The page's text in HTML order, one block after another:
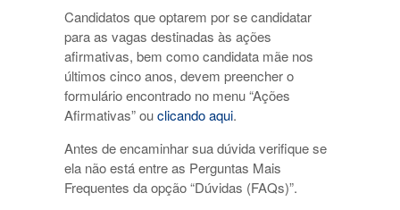
Candidatos que optarem por se candidatar
para as vagas destinadas às ações
afirmativas, bem como candidata mãe nos
últimos cinco anos, devem preencher o
formulário encontrado no menu “Ações
Afirmativas” ouclicando aqui.
Antes de encaminhar sua dúvida verifique se
ela não está entre as Perguntas Mais
Frequentes da opção “Dúvidas (FAQs)”.